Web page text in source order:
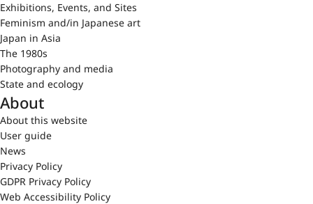
Exhibitions, Events, and Sites
Feminism and/in Japanese art
Japan in Asia
The 1980s
Photography and media
State and ecology
About
About this website
User guide
News
Privacy Policy
GDPR Privacy Policy
Web Accessibility Policy